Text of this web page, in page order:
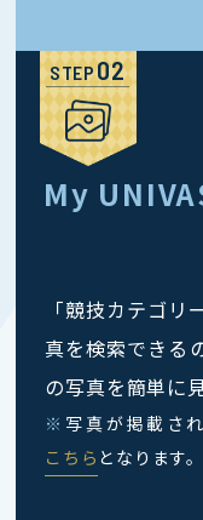
STEP
My
「競技カテゴ
真を検索できる
の写真を簡単に
※ 写真が掲載さ
こちら となります。